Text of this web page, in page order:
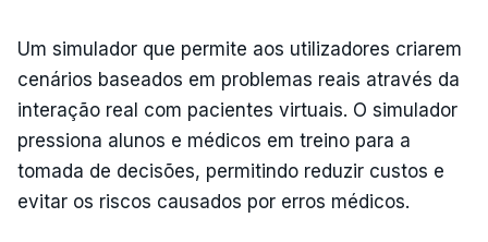
Um simulador que permite aos utilizadores criarem
cenários baseados em problemas reais através da
interação real com pacientes virtuais. O simulador
pressiona alunos e médicos em treino para a
tomada de decisões, permitindo reduzir custos e
evitar os riscos causados por erros médicos.